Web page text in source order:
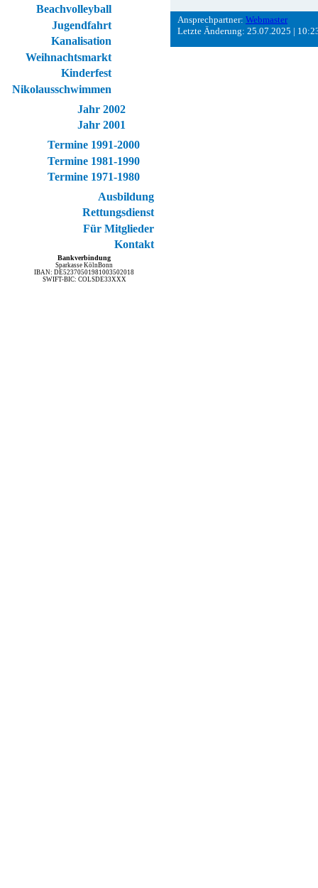
Beachvolleyball
Jugendfahrt
Kanalisation
Weihnachtsmarkt
Kinderfest
Nikolausschwimmen
Jahr 2002
Jahr 2001
Termine 1991-2000
Termine 1981-1990
Termine 1971-1980
Ausbildung
Rettungsdienst
Für Mitglieder
Kontakt
Bankverbindung
Sparkasse KölnBonn
IBAN: DE52370501981003502018
SWIFT-BIC: COLSDE33XXX
Ansprechpartner: Webmaster
Letzte Änderung: 25.07.2025 |